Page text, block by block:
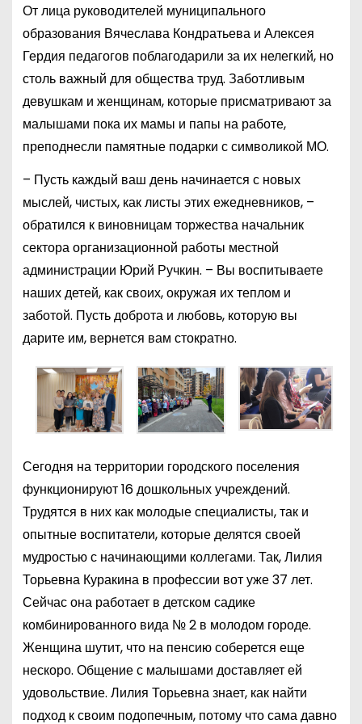
От лица руководителей муниципального
образования Вячеслава Кондратьева и Алексея
Гердия педагогов поблагодарили за их нелегкий, но
столь важный для общества труд. Заботливым
девушкам и женщинам, которые присматривают за
малышами пока их мамы и папы на работе,
преподнесли памятные подарки с символикой МО.
– Пусть каждый ваш день начинается с новых
мыслей, чистых, как листы этих ежедневников, –
обратился к виновницам торжества начальник
сектора организационной работы местной
администрации Юрий Ручкин. – Вы воспитываете
наших детей, как своих, окружая их теплом и
заботой. Пусть доброта и любовь, которую вы
дарите им, вернется вам стократно.
Сегодня на территории городского поселения
функционируют 16 дошкольных учреждений.
Трудятся в них как молодые специалисты, так и
опытные воспитатели, которые делятся своей
мудростью с начинающими коллегами. Так, Лилия
Торьевна Куракина в профессии вот уже 37 лет.
Сейчас она работает в детском садике
комбинированного вида № 2 в молодом городе.
Женщина шутит, что на пенсию соберется еще
нескоро. Общение с малышами доставляет ей
удовольствие. Лилия Торьевна знает, как найти
подход к своим подопечным, потому что сама давно